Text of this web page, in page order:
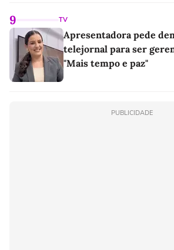
9 TV
Apresentadora pede
telejornal para ser
"Mais tempo e paz"
PUBLICIDADE